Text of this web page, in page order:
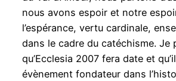
nous avons espoir et notre
l’espérance, vertu cardinale,
dans le cadre du catéchisme. Je
qu’Ecclesia 2007 fera date et
évènement fondateur dans